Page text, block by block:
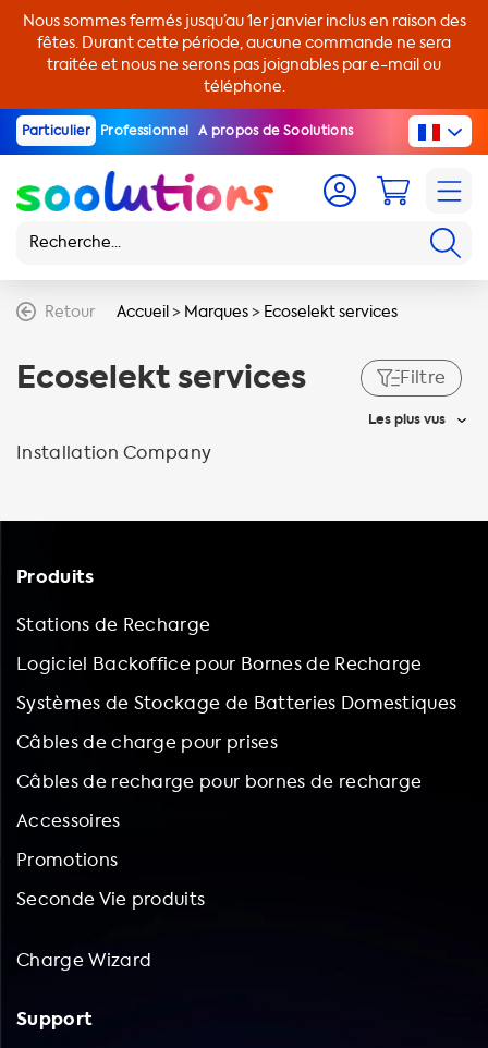
Nous sommes fermés jusqu’au 1er janvier inclus en raison des
fêtes. Durant cette période, aucune commande ne sera
traitée et nous ne serons pas joignables par e-mail ou
téléphone.
Particulier Professionnel A propos de Soolutions
Retour Accueil> Marques> Ecoselekt services
Ecoselekt services Filtre
Les plus vus
Installation Company
Produits
Stations de Recharge
Logiciel Backoffice pour Bornes de Recharge
Systèmes de Stockage de Batteries Domestiques
Câbles de charge pour prises
Câbles de recharge pour bornes de recharge
Accessoires
Promotions
Seconde Vie produits
Charge Wizard
Support